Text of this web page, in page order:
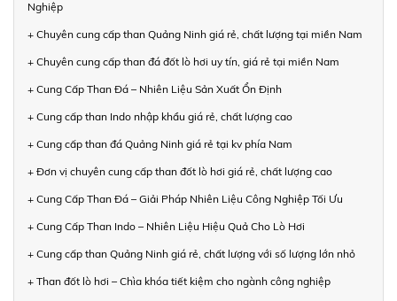
Nghiệp
+ Chuyên cung cấp than Quảng Ninh giá rẻ, chất lượng tại miền Nam
+ Chuyên cung cấp than đá đốt lò hơi uy tín, giá rẻ tại miền Nam
+ Cung Cấp Than Đá – Nhiên Liệu Sản Xuất Ổn Định
+ Cung cấp than Indo nhập khẩu giá rẻ, chất lượng cao
+ Cung cấp than đá Quảng Ninh giá rẻ tại kv phía Nam
+ Đơn vị chuyên cung cấp than đốt lò hơi giá rẻ, chất lượng cao
+ Cung Cấp Than Đá – Giải Pháp Nhiên Liệu Công Nghiệp Tối Ưu
+ Cung Cấp Than Indo – Nhiên Liệu Hiệu Quả Cho Lò Hơi
+ Cung cấp than Quảng Ninh giá rẻ, chất lượng với số lượng lớn nhỏ
+ Than đốt lò hơi – Chìa khóa tiết kiệm cho ngành công nghiệp